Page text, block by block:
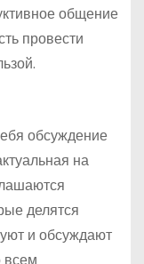
общение
провести
обсуждение
на
делятся
и обсуждают